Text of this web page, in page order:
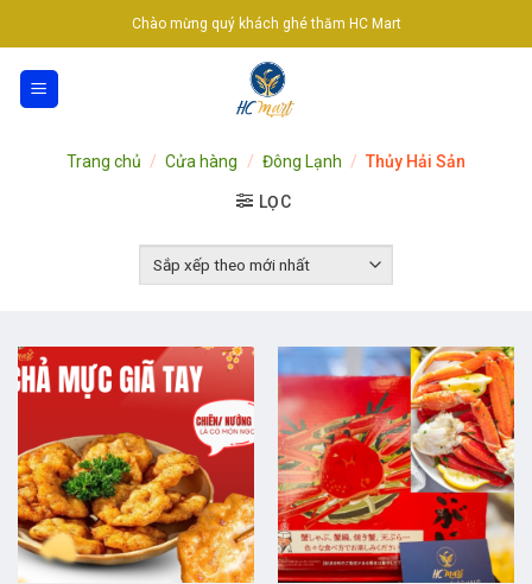
to
content
Chào mừng quý khách ghé thăm HC Mart
Trang chủ / Cửa hàng / Đông Lạnh / Thủy Hải Sản
LỌC